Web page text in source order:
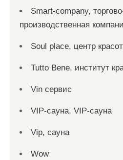
Smart-company,
производственная
Soul place, центр
Tutto Bene, институт
Vin сервис
VIP-сауна, VIP-сауна
Vip, сауна
Wow